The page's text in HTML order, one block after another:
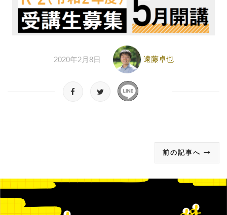
2020年2月8日 遠藤卓也
前の記事へ